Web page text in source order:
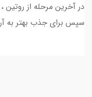
در آخرین مرحله از
سپس برای جذب بهتر به